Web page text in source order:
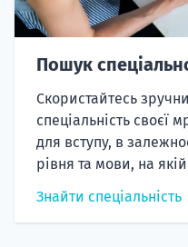
Пошук
Скористайтесь
спеціальність своєї
для вступу, в
рівня та мови, на
Знайти спеціальність